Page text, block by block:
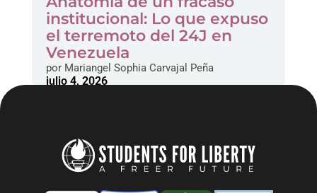
institucional: Lo que expuso
el terremoto del 24J en
Venezuela
porMariangel Sophia Carvajal Peña
julio 4, 2026